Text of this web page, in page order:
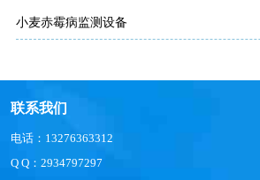
小麦赤霉病监测设备
联系我们
电话：13276363312
Q Q：2934797297